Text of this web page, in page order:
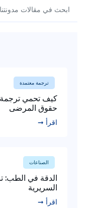
ترجمة معتمدة
كيف تحمي ترجمة
حقوق المرضى
اقرأ ➞
الصناعات
الدقة في الطب:
السريرية
اقرأ ➞